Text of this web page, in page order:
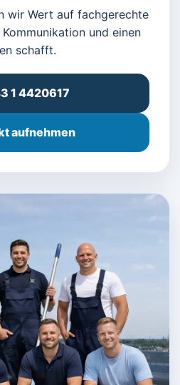
wir Wert auf fachgerechte
und einen
schafft.
1 4420617
aufnehmen